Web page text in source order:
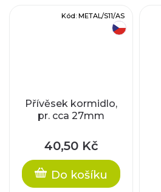
Přívěsek kormidlo,
pr. cca 27mm
40,50 Kč
Do košíku
Kód: METAL/S11/AS